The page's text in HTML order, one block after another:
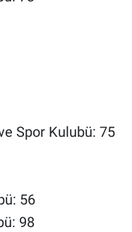
Spor Kulubü: 75
56
98